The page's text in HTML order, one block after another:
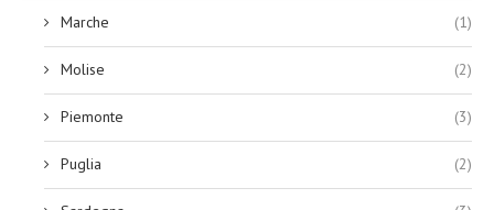
Marche (1)
Molise (2)
Piemonte (3)
Puglia (2)